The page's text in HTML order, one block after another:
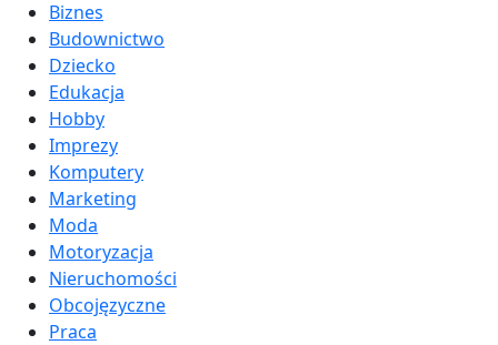
Biznes
Budownictwo
Dziecko
Edukacja
Hobby
Imprezy
Komputery
Marketing
Moda
Motoryzacja
Nieruchomości
Obcojęzyczne
Praca